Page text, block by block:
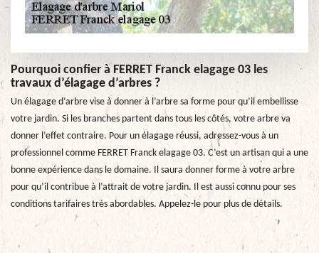
Pourquoi confier à FERRET Franck elagage 03 les
travaux d’élagage d’arbres ?
Un élagage d’arbre vise à donner à l’arbre sa forme pour qu’il embellisse
votre jardin. Si les branches partent dans tous les côtés, votre arbre va
donner l’effet contraire. Pour un élagage réussi, adressez-vous à un
professionnel comme FERRET Franck elagage 03. C’est un artisan qui a une
bonne expérience dans le domaine. Il saura donner forme à votre arbre
pour qu’il contribue à l’attrait de votre jardin. Il est aussi connu pour ses
conditions tarifaires très abordables. Appelez-le pour plus de détails.